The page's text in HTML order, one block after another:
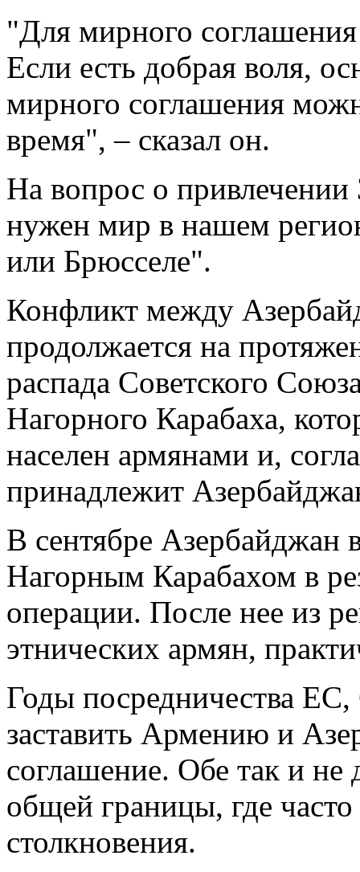
"Для мирного соглашения
Если есть добрая воля,
мирного соглашения
время", – сказал он.
На вопрос о
нужен мир в нашем
или Брюсселе".
Конфликт между
продолжается на
распада Советского
Нагорного Карабаха,
населен армянами и,
принадлежит
В сентябре Азербайджан
Нагорным Карабахом в
операции. После нее из
этнических армян,
Годы посредничества
заставить Армению и
соглашение. Обе так и не
общей границы, где
столкновения.